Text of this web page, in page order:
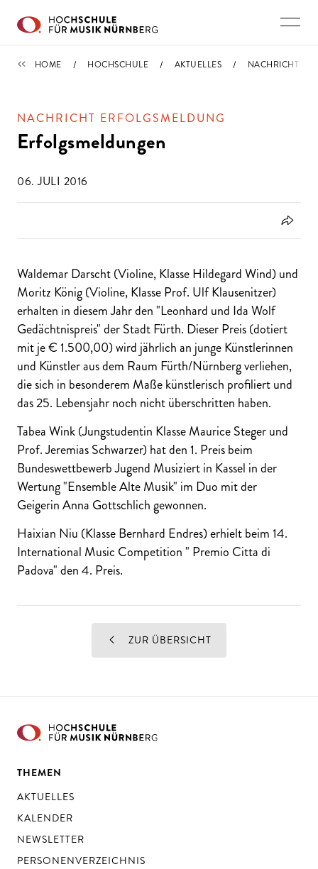
IMPORTIERT
HOME HOCHSCHULE AKTUELLES NACHRICHT
NACHRICHT ERFOLGSMELDUNG
Erfolgsmeldungen
06. JULI 2016
Waldemar Darscht (Violine, Klasse Hildegard Wind) und
Moritz König (Violine, Klasse Prof. Ulf Klausenitzer)
erhalten in diesem Jahr den "Leonhard und Ida Wolf
Gedächtnispreis" der Stadt Fürth. Dieser Preis (dotiert
mit je € 1.500,00) wird jährlich an junge Künstlerinnen
und Künstler aus dem Raum Fürth/Nürnberg verliehen,
die sich in besonderem Maße künstlerisch profiliert und
das 25. Lebensjahr noch nicht überschritten haben.
Tabea Wink (Jungstudentin Klasse Maurice Steger und
Prof. Jeremias Schwarzer) hat den 1. Preis beim
Bundeswettbewerb Jugend Musiziert in Kassel in der
Wertung "Ensemble Alte Musik" im Duo mit der
Geigerin Anna Gottschlich gewonnen.
Haixian Niu (Klasse Bernhard Endres) erhielt beim 14.
International Music Competition " Premio Citta di
Padova" den 4. Preis.
ZUR ÜBERSICHT
THEMEN
AKTUELLES
KALENDER
NEWSLETTER
PERSONENVERZEICHNIS